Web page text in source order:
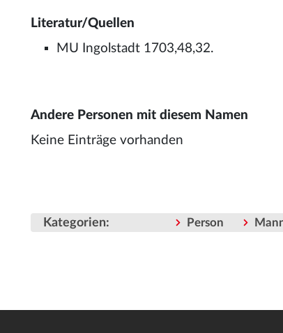
Literatur/Quellen
MU Ingolstadt 1703,48,32.
Andere Personen mit diesem Namen
Keine Einträge vorhanden
Kategorien: Person